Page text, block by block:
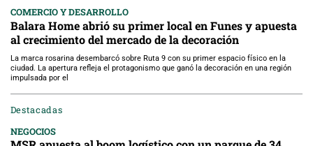
COMERCIO Y DESARROLLO
Balara Home abrió su primer local en Funes y apuesta
al crecimiento del mercado de la decoración
La marca rosarina desembarcó sobre Ruta 9 con su primer espacio físico en la
ciudad. La apertura refleja el protagonismo que ganó la decoración en una región
impulsada por el
Destacadas
NEGOCIOS